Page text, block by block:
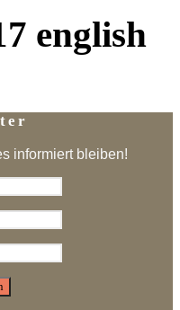
english
informiert bleiben!